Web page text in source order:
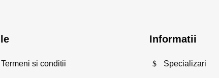
Termeni si conditii
Informatii
Specializari